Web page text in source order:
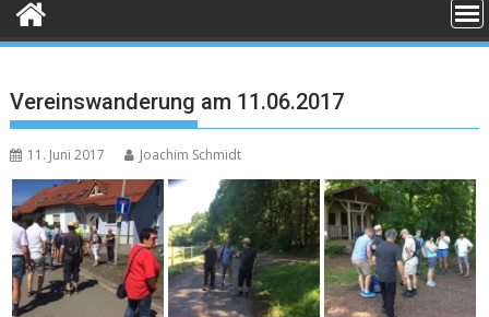
Vereinswanderung am 11.06.2017
11. Juni 2017 Joachim Schmidt